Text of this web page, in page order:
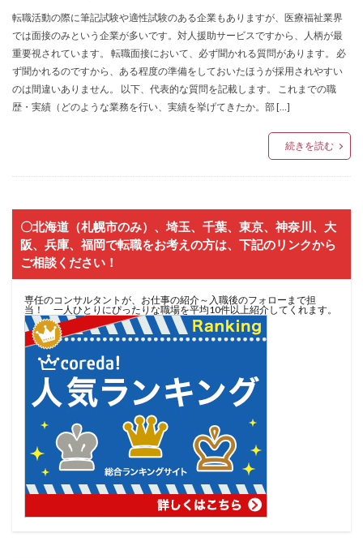
転職活動の際に筆記試験や適性試験のある企業もありますが、医療福祉業界
では面接のみという企業が多いです。対人援助サービスですから、人柄が最
重要視されています。 転職面接において、必ず聞かれる質問があります。 必
ず聞かれるのですから、ある程度の準備をしておいたほうが採用されやすい
のは間違いありません。 以下、代表的な質問を記載します。 これまでの職
歴・実績（どのような業務を行い、実績を挙げてきたか。部 […]
続きを読む
〇北海道（札幌市のみ）、埼玉、千葉、東京、神奈川、大
阪、兵庫、福岡で転職をお考えの方は、下記のリンクから
ご相談ください！
専任のコンサルタントが、お仕事の紹介～入職後のフォローまで担
当！ 一人ひとりにぴったりな職場を平均10件以上紹介してくれます。